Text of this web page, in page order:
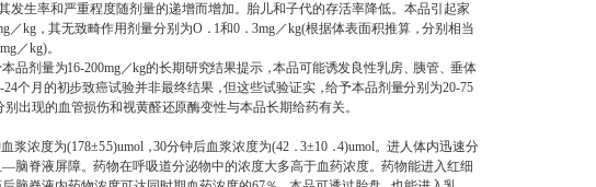
发生率和严重程度随剂量的递增而增加。 胎儿和子代的存活率降低。本品引起家
／kg ， 其无致畸作用剂量分别为O． 1和0 ． 3mg／kg(根据体表面积推算，分别相当
／kg)。
品剂量为16-200mg／kg的长期研究结果提示，本品可能诱发良性乳房、 胰管、 垂体
24个月的初步致癌试验并非最终结果，但这些试验证实，给予本品剂量分别为20-75
别出现的血管损伤和视黄醛还原酶变性与本品长期给药有关。
浆浓度为(178±55)umol，30分钟后血浆浓度为(42 ． 3±10．4)umol。 进人体内迅速分
—脑脊液屏障。 药物在呼吸道分泌物中的浓度大多高于血药浓度。药物能进入红细